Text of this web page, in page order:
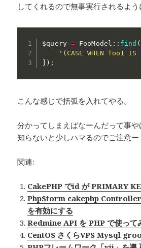
してくれるので無事実行されるよう
$query = FooModel : : find (
'(CASE WHEN foo1
) ;
こんな感じで括弧を入れてやる。
分かってしまえばなーんだって事や
知らないと少しハマるのでご注意ー
関連:
CakePHP でid が PRIMARY
PhpStorm cakephp
を有効にする
Redmine API を PHP で使って
CentOS さくらVPS Mysql